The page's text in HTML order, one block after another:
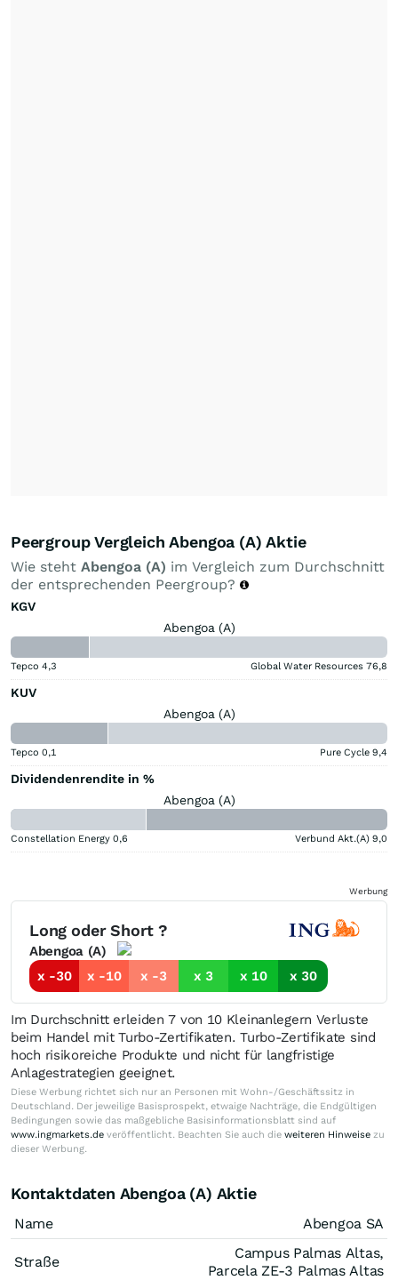
Peergroup Vergleich Abengoa (A) Aktie
Wie steht Abengoa (A) im Vergleich zum Durchschnitt
der entsprechenden Peergroup?
KGV
Abengoa (A)
Tepco 4,3 Global Water Resources 76,8
KUV
Abengoa (A)
Tepco 0,1 Pure Cycle 9,4
Dividendenrendite in %
Abengoa (A)
Constellation Energy 0,6 Verbund Akt.(A) 9,0
Werbung
Long oder Short ?
Abengoa (A)
x -30
x -10 x -3 x 3 x 10 x 30
Im Durchschnitt erleiden 7 von 10 Kleinanlegern Verluste
beim Handel mit Turbo-Zertifikaten. Turbo-Zertifikate sind
hoch risikoreiche Produkte und nicht für langfristige
Anlagestrategien geeignet.
Diese Werbung richtet sich nur an Personen mit Wohn-/Geschäftssitz in
Deutschland. Der jeweilige Basisprospekt, etwaige Nachträge, die Endgültigen
Bedingungen sowie das maßgebliche Basisinformationsblatt sind auf
www.ingmarkets.de veröffentlicht. Beachten Sie auch die weiteren Hinweise zu
dieser Werbung.
Kontaktdaten Abengoa (A) Aktie
Name Abengoa SA
Straße
Campus Palmas Altas,
Parcela ZE-3 Palmas Altas